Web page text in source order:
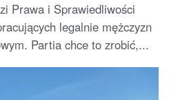
Prawa i Sprawiedliwości
legalnie mężczyzn
Partia chce to zrobić,...